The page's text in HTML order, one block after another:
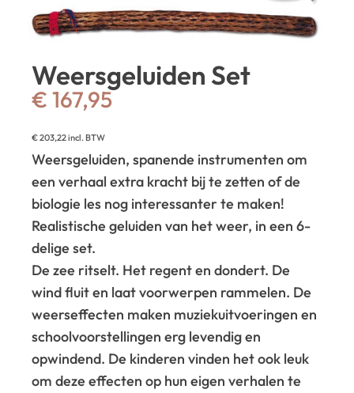
Weersgeluiden Set
€ 167,95
€203,22incl. BTW
Weersgeluiden, spanende instrumenten om
een verhaal extra kracht bij te zetten of de
biologie les nog interessanter te maken!
Realistische geluiden van het weer, in een6-
delige set.
De zee ritselt. Het regent en dondert. De
wind fluit en laat voorwerpen rammelen. De
weerseffecten maken muziekuitvoeringen en
schoolvoorstellingen erg levendig en
opwindend. De kinderen vinden het ook leuk
om deze effecten op hun eigen verhalen te